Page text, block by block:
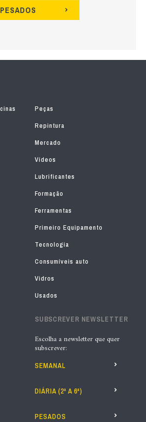
PESADOS
Peças
Repintura
Mercado
Vídeos
Lubrificantes
Formação
Ferramentas
Primeiro Equipamento
Tecnologia
Consumíveis auto
Vidros
Usados
SUBSCREVER NEWSLETTER
Escolha a newsletter que quer
subscrever:
SEMANAL
DIÁRIA (2ª A 6ª)
PESADOS